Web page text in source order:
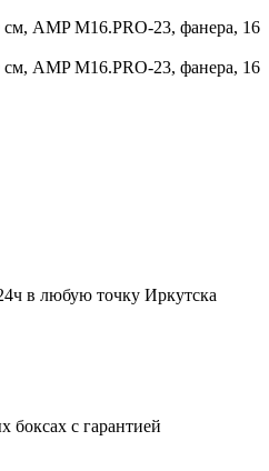
в любую точку Иркутска
боксах с гарантией